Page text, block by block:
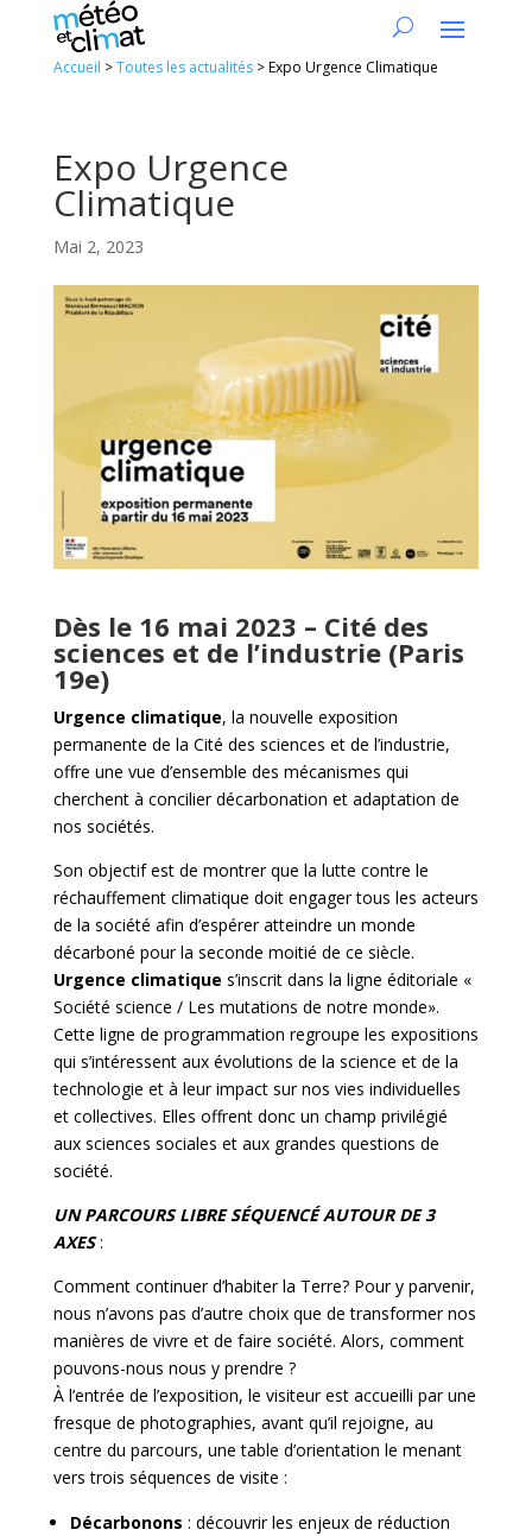
Accueil >Toutes les actualités>Expo Urgence Climatique
Expo Urgence
Climatique
Mai 2, 2023
Dès le 16 mai 2023 – Cité des
sciences et de l’industrie (Paris
19e)
Urgence climatique, la nouvelle exposition
permanente de la Cité des sciences et de l’industrie,
offre une vue d’ensemble des mécanismes qui
cherchent à concilier décarbonation et adaptation de
nos sociétés.
Son objectif est de montrer que la lutte contre le
réchauffement climatique doit engager tous les acteurs
de la société afin d’espérer atteindre un monde
décarboné pour la seconde moitié de ce siècle.
Urgence climatique s’inscrit dans la ligne éditoriale «
Société science / Les mutations de notre monde».
Cette ligne de programmation regroupe les expositions
qui s’intéressent aux évolutions de la science et de la
technologie et à leur impact sur nos vies individuelles
et collectives. Elles offrent donc un champ privilégié
aux sciences sociales et aux grandes questions de
société.
UN PARCOURS LIBRE SÉQUENCÉ AUTOUR DE 3
AXES:
Comment continuer d’habiter la Terre? Pour y parvenir,
nous n’avons pas d’autre choix que de transformer nos
manières de vivre et de faire société. Alors, comment
pouvons-nous nous y prendre ?
À l’entrée de l’exposition, le visiteur est accueilli par une
fresque de photographies, avant qu’il rejoigne, au
centre du parcours, une table d’orientation le menant
vers trois séquences de visite :
Décarbonons : découvrir les enjeux de réduction